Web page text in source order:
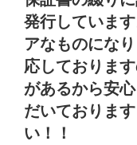
発行していま
アなものにな
応しておりま
があるから安
だいておりま
い！！